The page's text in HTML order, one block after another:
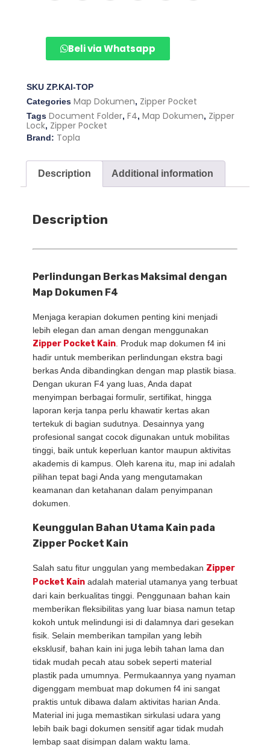
Beli via Whatsapp
SKU ZP.KAI-TOP
Categories Map Dokumen, Zipper Pocket
Tags Document Folder, F4, Map Dokumen, Zipper
Lock, Zipper Pocket
Brand: Topla
Description Additional information
Description
Perlindungan Berkas Maksimal dengan
Map Dokumen F4
Menjaga kerapian dokumen penting kini menjadi
lebih elegan dan aman dengan menggunakan
Zipper Pocket Kain. Produk map dokumen f4 ini
hadir untuk memberikan perlindungan ekstra bagi
berkas Anda dibandingkan dengan map plastik biasa.
Dengan ukuran F4 yang luas, Anda dapat
menyimpan berbagai formulir, sertifikat, hingga
laporan kerja tanpa perlu khawatir kertas akan
tertekuk di bagian sudutnya. Desainnya yang
profesional sangat cocok digunakan untuk mobilitas
tinggi, baik untuk keperluan kantor maupun aktivitas
akademis di kampus. Oleh karena itu, map ini adalah
pilihan tepat bagi Anda yang mengutamakan
keamanan dan ketahanan dalam penyimpanan
dokumen.
Keunggulan Bahan Utama Kain pada
Zipper Pocket Kain
Salah satu fitur unggulan yang membedakan Zipper
Pocket Kain adalah material utamanya yang terbuat
dari kain berkualitas tinggi. Penggunaan bahan kain
memberikan fleksibilitas yang luar biasa namun tetap
kokoh untuk melindungi isi di dalamnya dari gesekan
fisik. Selain memberikan tampilan yang lebih
eksklusif, bahan kain ini juga lebih tahan lama dan
tidak mudah pecah atau sobek seperti material
plastik pada umumnya.
Permukaannya yang nyaman
digenggam membuat map dokumen f4 ini sangat
praktis untuk dibawa dalam aktivitas harian Anda.
Material ini juga memastikan sirkulasi udara yang
lebih baik bagi dokumen sensitif agar tidak mudah
lembap saat disimpan dalam waktu lama.